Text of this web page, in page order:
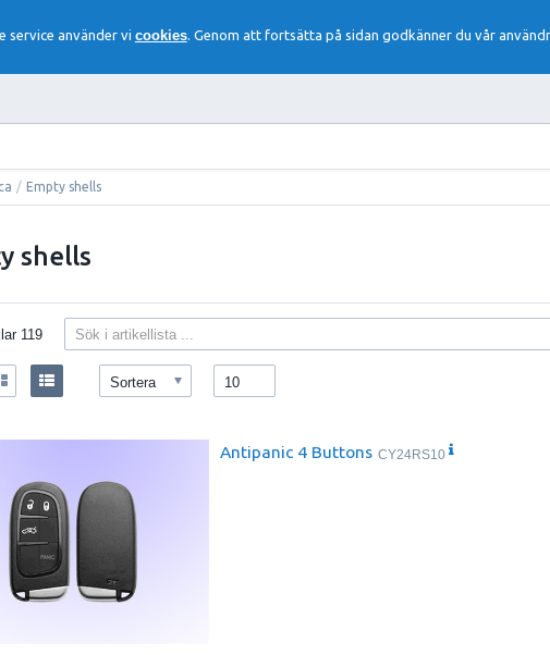
service använder vi cookies. Genom att fortsätta på sidan godkänner du vår
/ Empty shells
shells
119
Sortera 10
Antipanic 4 Buttons CY24RS10